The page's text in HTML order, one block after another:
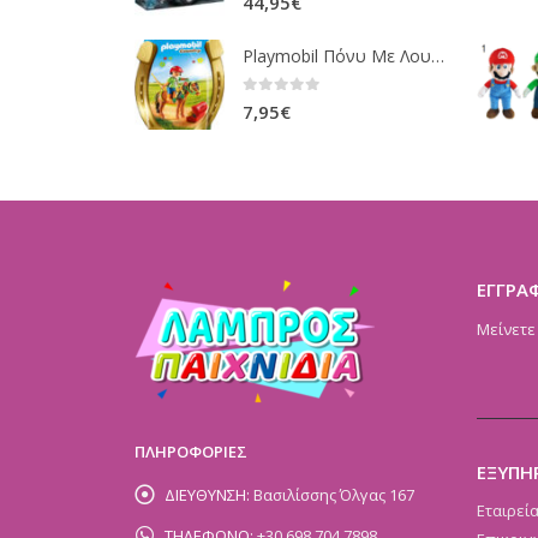
Playmobil Πόνυ Με Λουλουδάκια Και Κοριτσάκι 6968
7,95€
ΠΛΗΡΟΦΟΡΙΕΣ
ΔΙΕΥΘΥΝΣΗ: Βασιλίσσης Όλγας 167
Εταιρεία